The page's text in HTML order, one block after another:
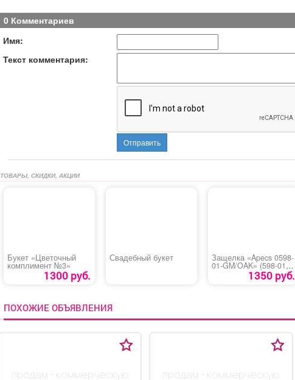
0 Комментариев
Имя:
Текст комментария:
Отправить
ТОВАРЫ, СКИДКИ, АКЦИИ
Букет «Цветочный
комплимент №3»
1300 руб.
Свадебный букет Защелка «Apecs 0598-
01-GM/OAK» (598-01-
1350 руб.
ПОХОЖИЕ ОБЪЯВЛЕНИЯ
продам - коммерческую
продам - коммерческую